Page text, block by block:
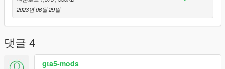
2023년 06월 29일
댓글 4
gta5-mods